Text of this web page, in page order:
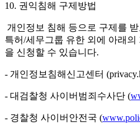
10. 권익침해 구제방법
개인정보 침해 등으로 구제를
특허/세무그룹 유한 외에 아래
을 신청할 수 있습니다.
- 개인정보침해신고센터
- 대검찰청 사이버범죄수사단 (
- 경찰청 사이버안전국 (